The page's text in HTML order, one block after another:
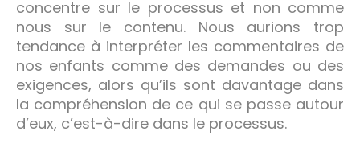
concentre sur le processus et non comme
nous sur le contenu. Nous aurions trop
tendance à interpréter les commentaires de
nos enfants comme des demandes ou des
exigences, alors qu’ils sont davantage dans
la compréhension de ce qui se passe autour
d’eux, c’est-à-dire dans le processus.